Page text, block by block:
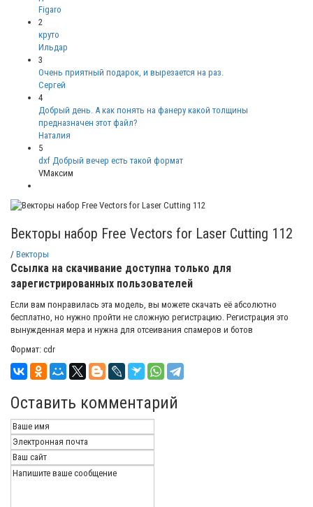
Figaro
2
круто
Ильдар
3
Очень приятный подарок, и вырезается на раз.
Сергей
4
Добрый день. А как понять на фанеру какой толщины
предназначен этот файл?
Наталия
5
dxf Добрый вечер есть такой формат
VМаксим
Векторы набор Free Vectors for Laser Cutting 112
/ Векторы
Ссылка на скачивание доступна только для
зарегистрированных пользователей
Если вам понравилась эта модель, вы можете скачать её абсолютно
бесплатно, но нужно пройти не сложную регистрацию. Регистрация это
вынужденная мера и нужна для отсеивания спамеров и ботов
Формат: cdr
Оставить комментарий